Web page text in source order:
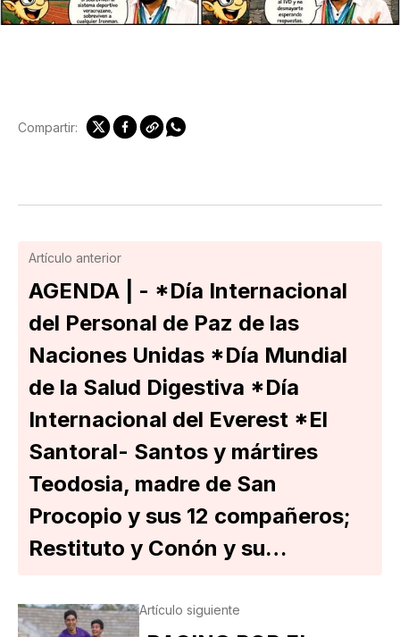
Compartir:
Artículo anterior
AGENDA | - *Día Internacional
del Personal de Paz de las
Naciones Unidas *Día Mundial
de la Salud Digestiva *Día
Internacional del Everest *El
Santoral- Santos y mártires
Teodosia, madre de San
Procopio y sus 12 compañeros;
Restituto y Conón y su…
Artículo siguiente